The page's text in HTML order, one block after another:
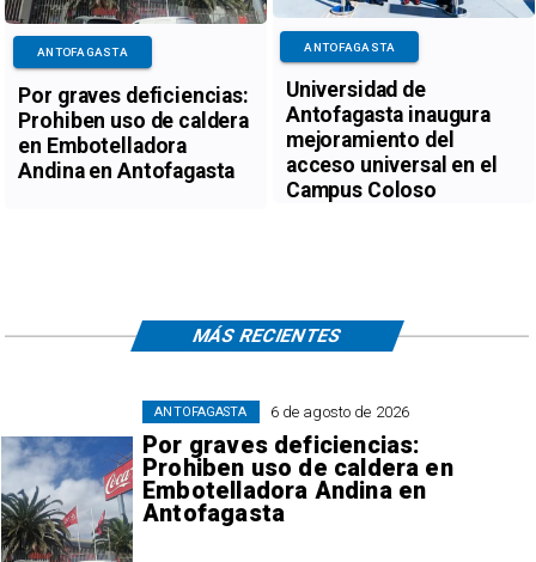
Por graves deficiencias:
Prohiben uso de caldera
en Embotelladora
Andina en Antofagasta
ANTOFAGASTA
Universidad de
Antofagasta inaugura
mejoramiento del
acceso universal en el
Campus Coloso
ANTOFAGASTA
6 de agosto de 2026
Por graves deficiencias:
Prohiben uso de caldera en
Embotelladora Andina en
Antofagasta
ANTOFAGASTA
MÁS RECIENTES